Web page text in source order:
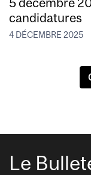
candidatures
4 DÉCEMBRE 2025
Le